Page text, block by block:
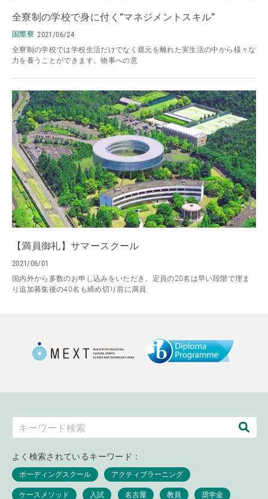
全寮制の学校で身に付く“マネジメントスキル”
国際寮 2021/06/24
全寮制の学校では学校生活だけでなく親元を離れた実生活の中から様々な
力を養うことができます。物事への意
【満員御礼】サマースクール
2021/06/01
国内外から多数のお申し込みをいただき、定員の20名は早い段階で埋ま
り追加募集後の40名も締め切り前に満員
よく検索されているキーワード：